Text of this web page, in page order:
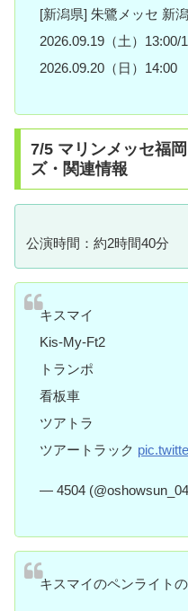
[新潟県] 朱鷺メッセ 新
2026.09.19（土）13:00/
2026.09.20（日）14:00
7/5 マリンメッセ福
ズ・関連情報
公演時間：約2時間40分
キスマイ
Kis-My-Ft2
トランポ
看板車
ツアトラ
ツアートラック
— 4504
キスマイのペンライト